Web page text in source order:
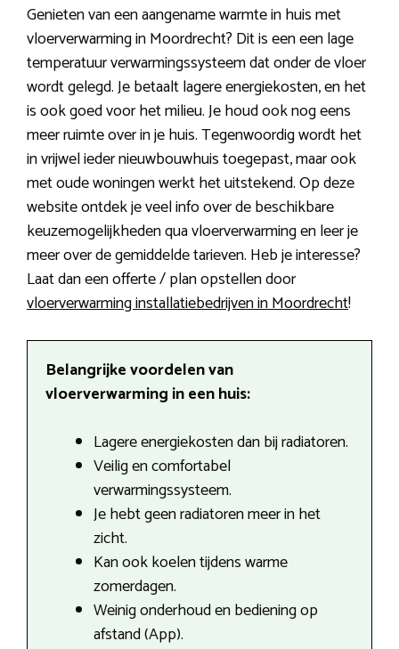
Genieten van een aangename warmte in huis met
vloerverwarming in Moordrecht? Dit is een een lage
temperatuur verwarmingssysteem dat onder de vloer
wordt gelegd. Je betaalt lagere energiekosten, en het
is ook goed voor het milieu. Je houd ook nog eens
meer ruimte over in je huis. Tegenwoordig wordt het
in vrijwel ieder nieuwbouwhuis toegepast, maar ook
met oude woningen werkt het uitstekend. Op deze
website ontdek je veel info over de beschikbare
keuzemogelijkheden qua vloerverwarming en leer je
meer over de gemiddelde tarieven. Heb je interesse?
Laat dan een offerte / plan opstellen door
vloerverwarming installatiebedrijven in Moordrecht!
Belangrijke voordelen van
vloerverwarming in een huis:
Lagere energiekosten dan bij radiatoren.
Veilig en comfortabel
verwarmingssysteem.
Je hebt geen radiatoren meer in het
zicht.
Kan ook koelen tijdens warme
zomerdagen.
Weinig onderhoud en bediening op
afstand (App).